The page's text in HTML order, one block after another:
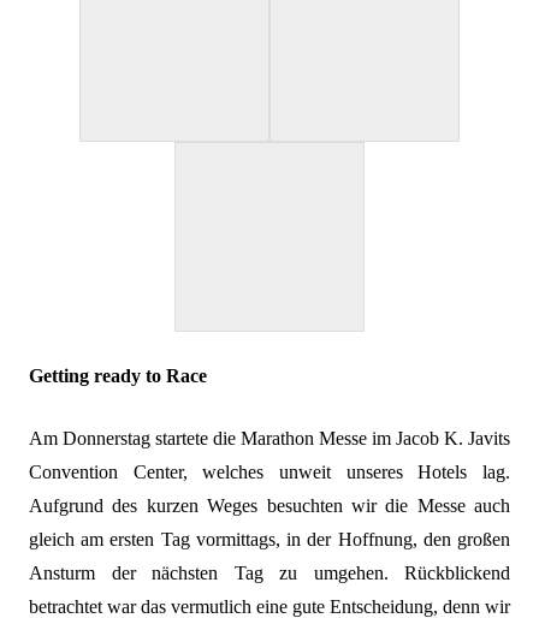
Getting ready to Race
Am Donnerstag startete die Marathon Messe im Jacob K. Javits
Convention Center, welches unweit unseres Hotelslag.
Aufgrund des kurzen Weges besuchten wir die Messe auch
gleich am ersten Tag vormittags,in der Hoffnung, den großen
Ansturm der nächsten Tag zu umgehen. Rückblickend
betrachtet war das vermutlich eine gute Entscheidung, denn wir